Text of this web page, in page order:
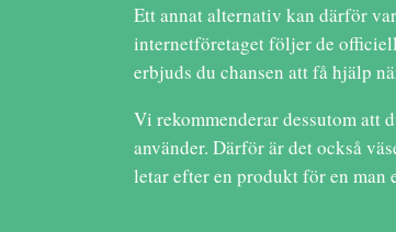
Ett annat alternativ kan därför
internetföretaget följer de
erbjuds du chansen att få hjälp
Vi rekommenderar dessutom att
använder. Därför är det också
letar efter en produkt för en man